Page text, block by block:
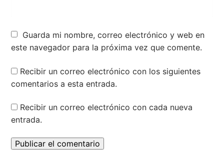
Guarda mi nombre, correo electrónico y web en
este navegador para la próxima vez que comente.
Recibir un correo electrónico con los siguientes
comentarios a esta entrada.
Recibir un correo electrónico con cada nueva
entrada.